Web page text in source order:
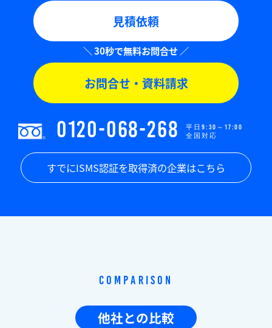
見積依頼
お問合せ・資料請求
0120-068-268
平日9:30～17:00
全国対応
すでにISMS認証を取得済の企業はこちら
Comparison
他社との比較